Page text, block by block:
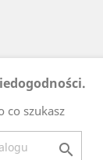
co szukasz
